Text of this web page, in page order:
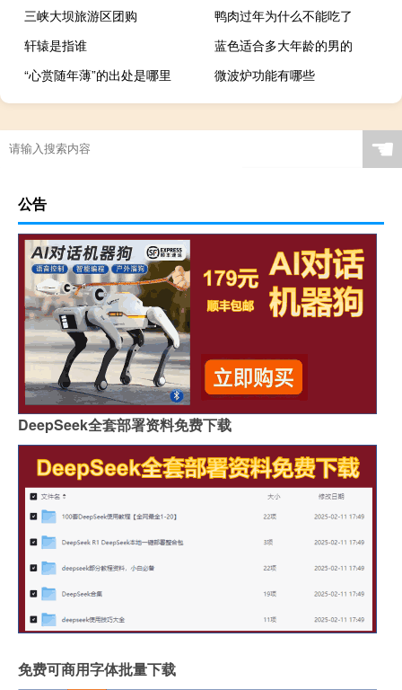
三峡大坝旅游区团购
鸭肉过年为什么不能吃了
轩辕是指谁
蓝色适合多大年龄的男的
“心赏随年薄”的出处是哪里
微波炉功能有哪些
☚
公告
DeepSeek全套部署资料免费下载
免费可商用字体批量下载